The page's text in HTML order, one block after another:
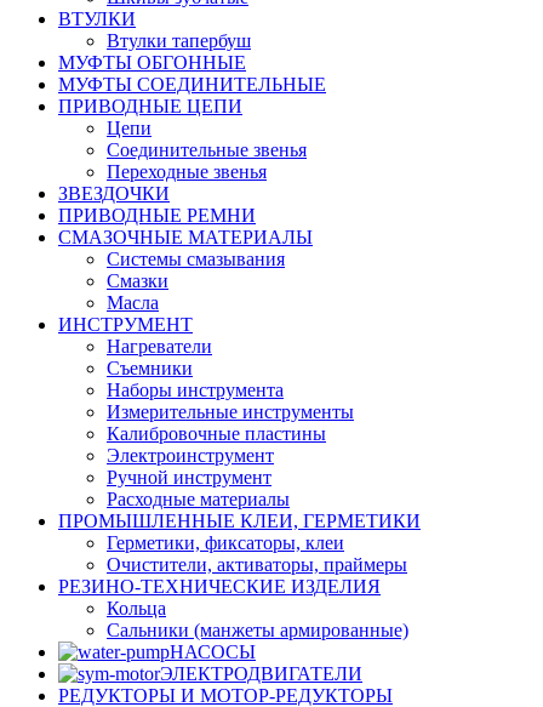
ВТУЛКИ
Втулки тапербуш
МУФТЫ ОБГОННЫЕ
МУФТЫ СОЕДИНИТЕЛЬНЫЕ
ПРИВОДНЫЕ ЦЕПИ
Цепи
Соединительные звенья
Переходные звенья
ЗВЕЗДОЧКИ
ПРИВОДНЫЕ РЕМНИ
СМАЗОЧНЫЕ МАТЕРИАЛЫ
Системы смазывания
Смазки
Масла
ИНСТРУМЕНТ
Нагреватели
Съемники
Наборы инструмента
Измерительные инструменты
Калибровочные пластины
Электроинструмент
Ручной инструмент
Расходные материалы
ПРОМЫШЛЕННЫЕ КЛЕИ, ГЕРМЕТИКИ
Герметики, фиксаторы, клеи
Очистители, активаторы, праймеры
РЕЗИНО-ТЕХНИЧЕСКИЕ ИЗДЕЛИЯ
Кольца
Сальники (манжеты армированные)
НАСОСЫ
ЭЛЕКТРОДВИГАТЕЛИ
РЕДУКТОРЫ И МОТОР-РЕДУКТОРЫ